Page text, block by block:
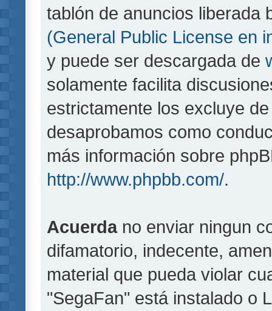
tablón de anuncios liberada
(General Public License en
y puede ser descargada de
solamente facilita
estrictamente los excluye
desaprobamos como
más información sobre
http://www.phpbb.com/.
Acuerdano enviar ningun
difamatorio, indecente,
material que pueda violar
"SegaFan" está instalado o